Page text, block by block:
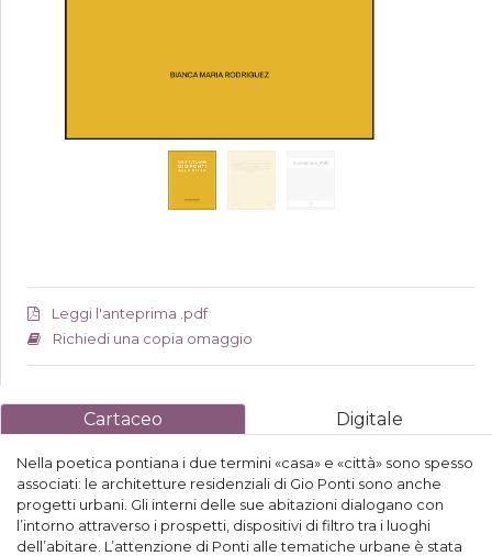
Leggi l'anteprima .pdf
Richiedi una copia omaggio
Cartaceo Digitale
Nella poetica pontiana i due termini «casa» e «città» sono spesso
associati: le architetture residenziali di Gio Ponti sono anche
progetti urbani. Gli interni delle sue abitazioni dialogano con
l’intorno attraverso i prospetti, dispositivi di filtro tra i luoghi
dell’abitare. L’attenzione di Ponti alle tematiche urbane è stata